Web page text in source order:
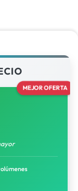
MEJOR OFERTA